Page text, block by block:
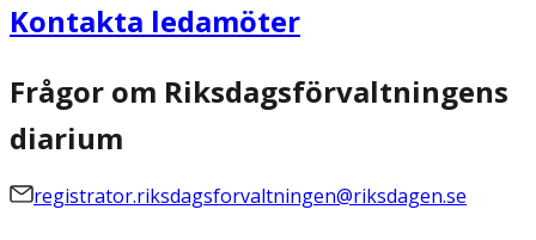
Kontakta ledamöter
Frågor om Riksdagsförvaltningens
diarium
registrator.riksdagsforvaltningen@riksdagen.se